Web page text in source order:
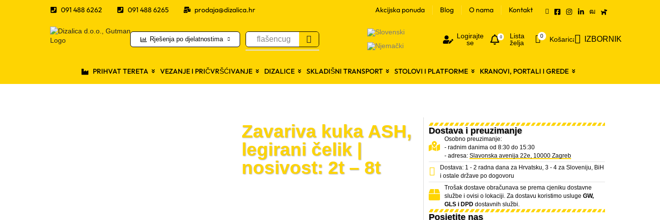
091 488 6262 091 488 6265 prodaja@dizalica.hr Akcijska ponuda Blog O nama Kontakt
Rješenja po djelatnostima flašencug
Logirajte
se
0
Lista
želja
0 Košarica IZBORNIK
PRIHVAT TERETA VEZANJE I PRIČVRŠĆIVANJE DIZALICE SKLADIŠNI TRANSPORT STOLOVI I PLATFORME KRANOVI, PORTALI I GREDE
Zavariva kuka ASH,
legirani čelik |
nosivost: 2t – 8t
Dostava i preuzimanje
Osobno preuzimanje:
- radnim danima od 8:30 do 15:30
- adresa: Slavonska avenija 22e, 10000 Zagreb
Dostava: 1 - 2 radna dana za Hrvatsku, 3 - 4 za Sloveniju, BiH
i ostale države po dogovoru
Trošak dostave obračunava se prema cjeniku dostavne
službe i ovisi o lokaciji. Za dostavu koristimo usluge GW,
GLS i DPDdostavnih službi.
Posjetite nas